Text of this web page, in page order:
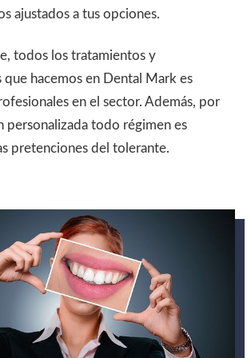
ajustados a tus opciones.
todos los tratamientos y
hacemos en Dental Mark es
en el sector. Además, por
personalizada todo régimen es
pretenciones del tolerante.